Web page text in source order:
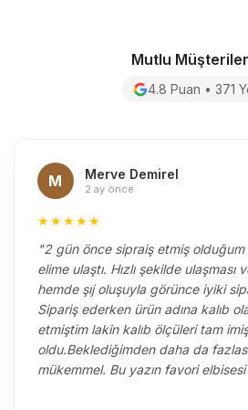
Mutlu
4.8 Puan • 371
M Merve Demirel
2 ay önce
★★★★★
"2 gün önce sipraiş etmiş olduğum ürün en hızlı
elime ulaştı. Hızlı şekilde ulaşması
hemde şıj oluşuyla görünce iyiki sipariş etmişim dedirtti.
Sipariş ederken ürün adına kalıb
etmiştim lakin kalıb ölçüleri tam
oldu.Beklediğimden daha da
mükemmel. Bu yazın favori